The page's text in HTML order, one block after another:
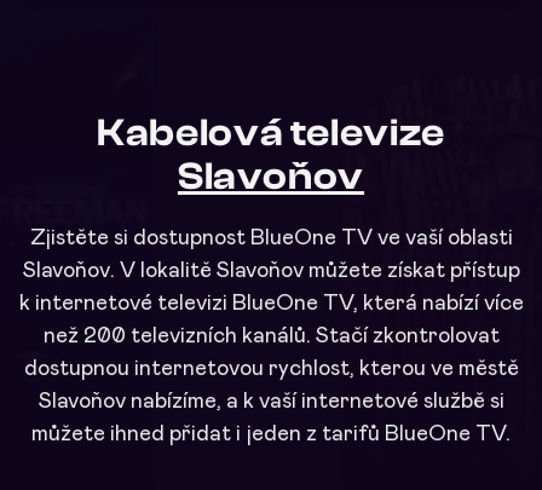
Kabelová televize
Slavoňov
Zjistěte si dostupnost BlueOne TV ve vaší oblasti
Slavoňov. V lokalitě Slavoňov můžete získat přístup
k internetové televizi BlueOne TV, která nabízí více
než 200 televizních kanálů. Stačí zkontrolovat
dostupnou internetovou rychlost, kterou ve městě
Slavoňov nabízíme, a k vaší internetové službě si
můžete ihned přidat i jeden z tarifů BlueOne TV.